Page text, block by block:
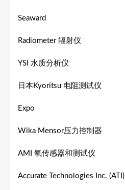
Seaward
Radiometer 辐射仪
YSI 水质分析仪
日本Kyoritsu 电阻测试仪
Expo
Wika Mensor压力控制器
AMI 氧传感器和测试仪
Accurate Technologies Inc. (ATI)